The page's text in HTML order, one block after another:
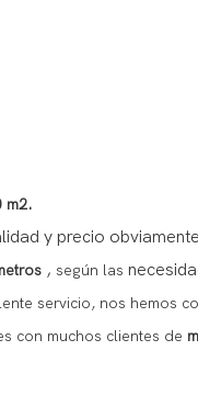
m2.
y precio
, según las
servicio, nos hemos
con muchos clientes de